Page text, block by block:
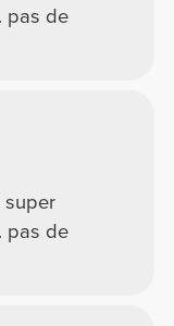
pas de
super
pas de